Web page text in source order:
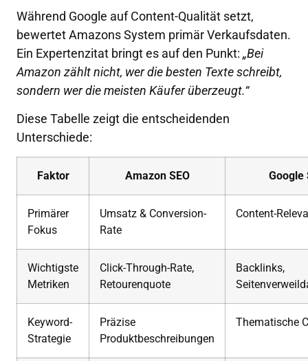
Während Google auf Content-Qualität setzt,
bewertet Amazons System primär Verkaufsdaten.
Ein Expertenzitat bringt es auf den Punkt: „Bei
Amazon zählt nicht, wer die besten Texte schreibt,
sondern wer die meisten Käufer überzeugt.“
Diese Tabelle zeigt die entscheidenden
Unterschiede:
Faktor Amazon SEO Google
Primärer
Fokus
Umsatz & Conversion-
Rate
Content-
Wichtigste
Metriken
Click-Through-Rate,
Retourenquote
Backlinks,
Keyword-
Strategie
Präzise
Produktbeschreibungen
Thematische